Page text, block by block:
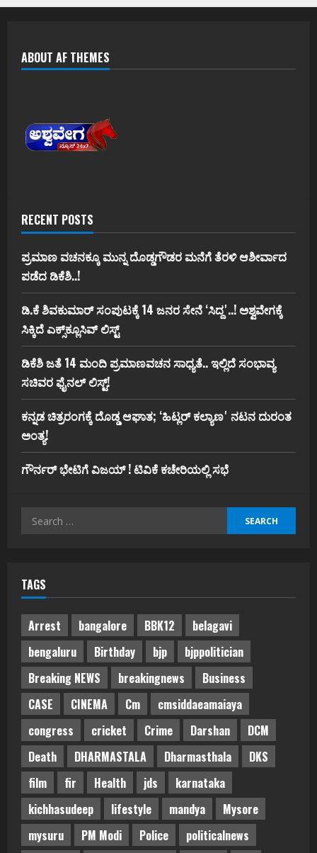
ABOUT AF THEMES
RECENT POSTS
ಪ್ರಮಾಣ ವಚನಕ್ಕೂ ಮುನ್ನ ದೊಡ್ಡಗೌಡರ ಮನೆಗೆ ತೆರಳಿ ಆಶೀರ್ವಾದ
ಪಡೆದ ಡಿಕೆಶಿ..!
ಡಿ.ಕೆ ಶಿವಕುಮಾರ್‌ ಸಂಪುಟಕ್ಕೆ 14 ಜನರ ಸೇನೆ ʻಸಿದ್ದʼ..! ಅಶ್ವವೇಗಕ್ಕೆ
ಸಿಕ್ಕಿದೆ ಎಕ್ಸ್‌ಕ್ಲೂಸಿವ್‌ ಲಿಸ್ಟ್‌
ಡಿಕೆಶಿ ಜತೆ 14 ಮಂದಿ ಪ್ರಮಾಣವಚನ ಸಾಧ್ಯತೆ.. ಇಲ್ಲಿದೆ ಸಂಭಾವ್ಯ
ಸಚಿವರ ಫೈನಲ್ ಲಿಸ್ಟ್‌!
ಕನ್ನಡ ಚಿತ್ರರಂಗಕ್ಕೆ ದೊಡ್ಡ ಆಘಾತ; ʻಹಿಟ್ಲರ್ ಕಲ್ಯಾಣʼ ನಟನ ದುರಂತ
ಅಂತ್ಯ!
ಗೌರ್ನರ್‌ ಭೇಟಿಗೆ ವಿಜಯ್‌ ! ಟಿವಿಕೆ ಕಚೇರಿಯಲ್ಲಿ ಸಭೆ
Search
TAGS
Arrest bangalore BBK12
belagavi
bengaluru
Birthday bjp
bjppolitician
Breaking NEWS
breakingnews
Business
CASE
CINEMA Cm
cmsiddaeamaiaya
congress
cricket Crime Darshan
DCM
Death
DHARMASTALA Dharmasthala
DKS
film
fir Health jds
karnataka
kichhasudeep
lifestyle mandya
Mysore
mysuru
PM Modi Police
politicalnews